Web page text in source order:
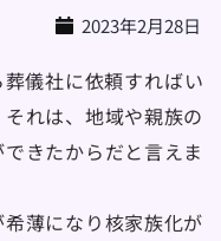
2023年2月28日
儀社に依頼すればい
れは、地域や親族の
きたからだと言えま
薄になり核家族化が